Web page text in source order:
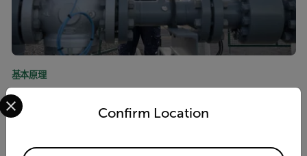
基本原理
Clean Air Act Update: What EPA’s Methane
Policy Changes Mean for OGI and LDAR
Confirm Location
Select your preferred country and language from the
Available Locations